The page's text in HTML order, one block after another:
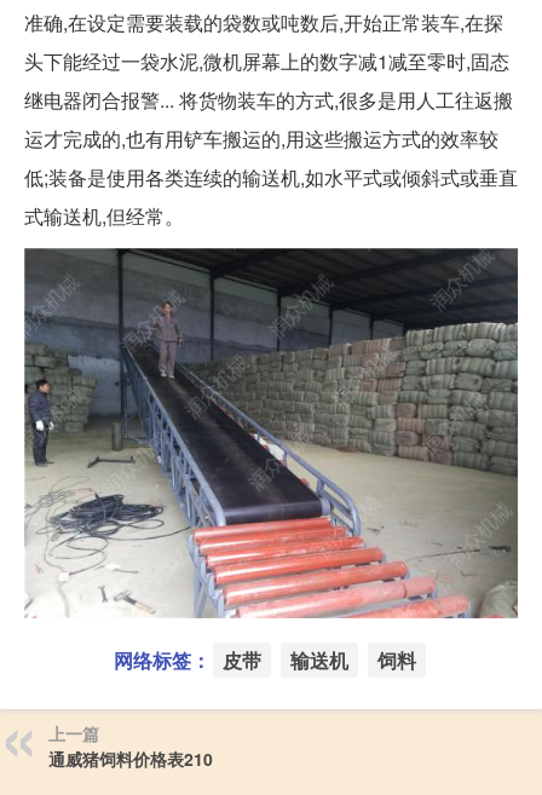
准确,在设定需要装载的袋数或吨数后,开始正常装车,在探
头下能经过一袋水泥,微机屏幕上的数字减1减至零时,固态
继电器闭合报警... 将货物装车的方式,很多是用人工往返搬
运才完成的,也有用铲车搬运的,用这些搬运方式的效率较
低;装备是使用各类连续的输送机,如水平式或倾斜式或垂直
式输送机,但经常。
网络标签： 皮带 输送机 饲料
上一篇
通威猪饲料价格表210